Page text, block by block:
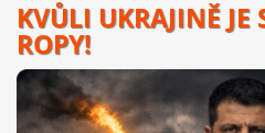
KVŮLI UKRAJINĚ JE
ROPY!